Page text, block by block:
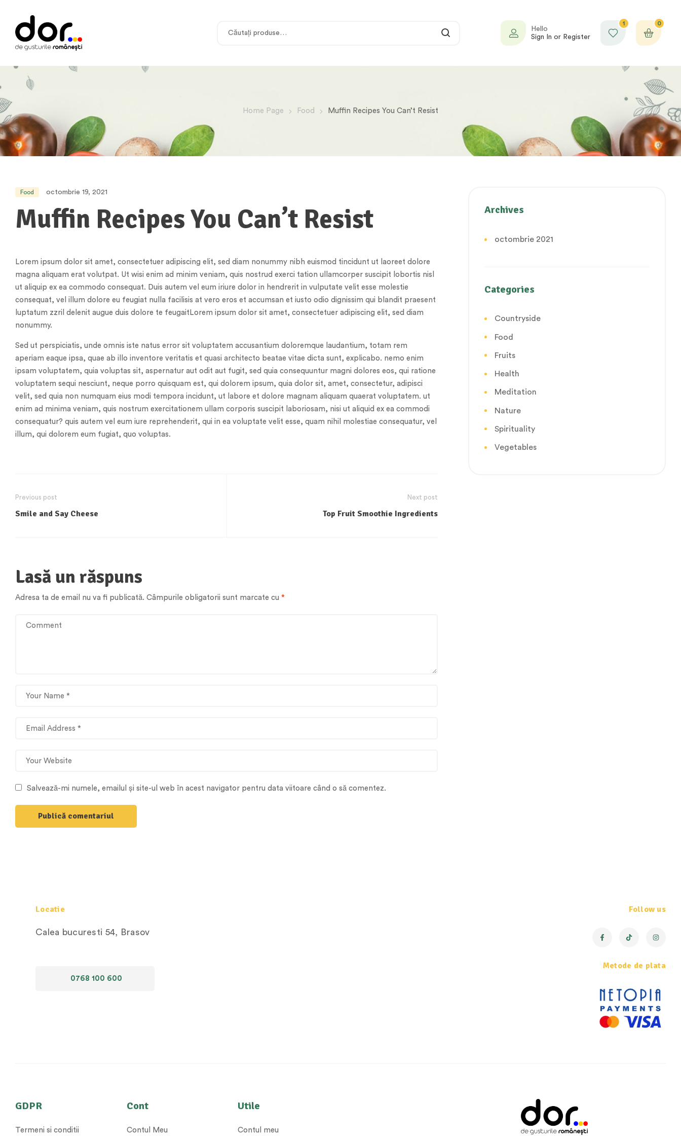
Hello
Sign In or Register
1 0
Home Page Food Muffin Recipes You Can’t Resist
Food octombrie 19, 2021
Muffin Recipes You Can’t Resist
Lorem ipsum dolor sit amet, consectetuer adipiscing elit, sed diam nonummy nibh euismod tincidunt ut laoreet dolore
magna aliquam erat volutpat. Ut wisi enim ad minim veniam, quis nostrud exerci tation ullamcorper suscipit lobortis nisl
ut aliquip ex ea commodo consequat. Duis autem vel eum iriure dolor in hendrerit in vulputate velit esse molestie
consequat, vel illum dolore eu feugiat nulla facilisis at vero eros et accumsan et iusto odio dignissim qui blandit praesent
luptatum zzril delenit augue duis dolore te feugaitLorem ipsum dolor sit amet, consectetuer adipiscing elit, sed diam
nonummy.
Sed ut perspiciatis, unde omnis iste natus error sit voluptatem accusantium doloremque laudantium, totam rem
aperiam eaque ipsa, quae ab illo inventore veritatis et quasi architecto beatae vitae dicta sunt, explicabo. nemo enim
ipsam voluptatem, quia voluptas sit, aspernatur aut odit aut fugit, sed quia consequuntur magni dolores eos, qui ratione
voluptatem sequi nesciunt, neque porro quisquam est, qui dolorem ipsum, quia dolor sit, amet, consectetur, adipisci
velit, sed quia non numquam eius modi tempora incidunt, ut labore et dolore magnam aliquam quaerat voluptatem. ut
enim ad minima veniam, quis nostrum exercitationem ullam corporis suscipit laboriosam, nisi ut aliquid ex ea commodi
consequatur? quis autem vel eum iure reprehenderit, qui in ea voluptate velit esse, quam nihil molestiae consequatur, vel
illum, qui dolorem eum fugiat, quo voluptas.
Previous post
Smile and Say Cheese
Next post
Top Fruit Smoothie Ingredients
Lasă un răspuns
Adresa ta de email nu va fi publicată. Câmpurile obligatorii sunt marcate cu *
Salvează-mi numele, emailul și site-ul web în acest navigator pentru data viitoare când o să comentez.
Archives
octombrie 2021
Categories
Countryside
Food
Fruits
Health
Meditation
Nature
Spirituality
Vegetables
Locatie
Calea bucuresti 54, Brasov
0768 100 600
Follow us
Metode de plata
GDPR
Termeni si conditii
Cont
Contul Meu
Utile
Contul meu